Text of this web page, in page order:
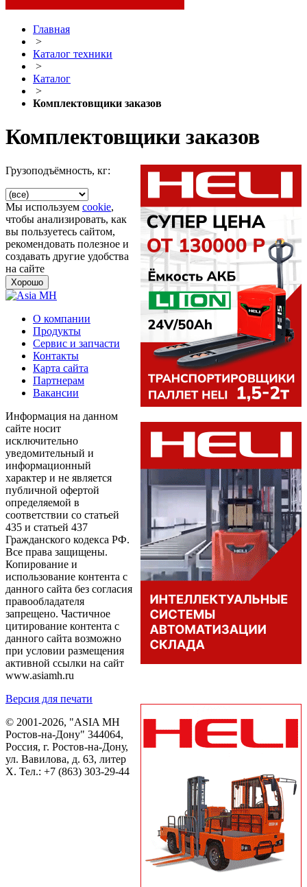
Главная
>
Каталог техники
>
Каталог
>
Комплектовщики заказов
Комплектовщики заказов
Грузоподъёмность, кг:
Мы используем cookie,
чтобы анализировать, как
вы пользуетесь сайтом,
рекомендовать полезное и
создавать другие удобства
на сайте
Хорошо
О компании
Продукты
Сервис и запчасти
Контакты
Карта сайта
Партнерам
Вакансии
Информация на данном
сайте носит
исключительно
уведомительный и
информационный
характер и не является
публичной офертой
определяемой в
соответствии со статьей
435 и статьей 437
Гражданского кодекса РФ.
Все права защищены.
Копирование и
использование контента с
данного сайта без согласия
правообладателя
запрещено. Частичное
цитирование контента с
данного сайта возможно
при условии размещения
активной ссылки на сайт
www.asiamh.ru
Версия для печати
© 2001-2026, "ASIA MH
Ростов-на-Дону" 344064,
Россия, г. Ростов-на-Дону,
ул. Вавилова, д. 63, литер
Х. Тел.: +7 (863) 303-29-44